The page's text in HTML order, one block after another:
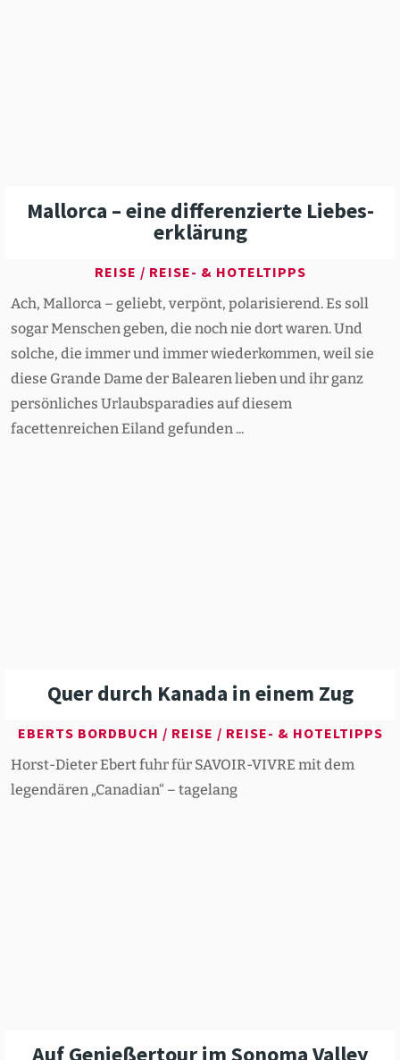
Mallorca – eine diffe­ren­zierte Liebes­
er­klärung
REISE / REISE- & HOTELTIPPS
Ach, Mallorca – geliebt, verpönt, polarisierend. Es soll
sogar Menschen geben, die noch nie dort waren. Und
solche, die immer und immer wiederkommen, weil sie
diese Grande Dame der Balearen lieben und ihr ganz
persönliches Urlaubsparadies auf diesem
facettenreichen Eiland gefunden ...
Quer durch Kanada in einem Zug
EBERTS BORDBUCH / REISE / REISE- & HOTELTIPPS
Horst-Dieter Ebert fuhr für SAVOIR-VIVRE mit dem
legendären „Canadian“ – tagelang
Auf Genie­ßertour im Sonoma Valley